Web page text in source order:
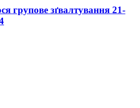
групове зґвалтування 21-